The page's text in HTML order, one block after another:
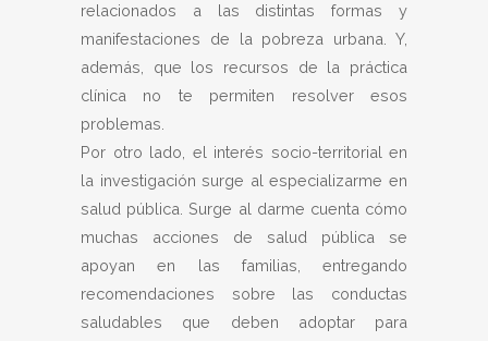
relacionados a las distintas formas y
manifestaciones de la pobreza urbana. Y,
además, que los recursos de la práctica
clínica no te permiten resolver esos
problemas.
Por otro lado, el interés socio-territorial en
la investigación surge al especializarme en
salud pública. Surge al darme cuenta cómo
muchas acciones de salud pública se
apoyan en las familias, entregando
recomendaciones sobre las conductas
saludables que deben adoptar para